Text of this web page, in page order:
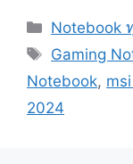
Categories
Notebook
Tags
Gaming
Notebook,
2024